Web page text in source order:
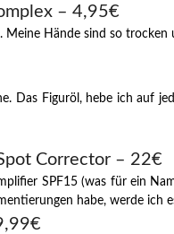
– 4,95€
Hände sind so
Das Figuröl, hebe ich auf
Corrector – 22€
SPF15 (was für ein
habe, werde ich